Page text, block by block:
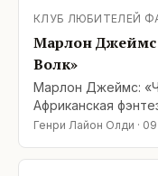
литературного
ни зловещих
Света в сияющих
КЛУБ ЛЮБИТЕЛЕЙ
Марлон
Волк»
Марлон Джеймс:
Африканская
выходца с Ямайки
непохожей на
Генри Лайон Олди · 09